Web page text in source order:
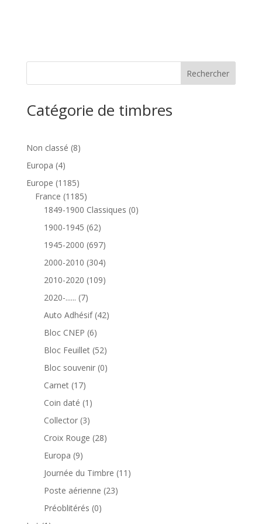
Catégorie de timbres
Non classé 88
Europa 44
produits
Europe 11851185
produits
France 11851185
produits
1849-1900 Classiques 00
1900-1945 6262
produits
1945-2000 697697
produits
2000-2010 304304
produits
2010-2020 109109
2020-...... 77
produits
Auto Adhésif 4242
Bloc CNEP 66
produits
Bloc Feuillet 5252
produits
Bloc souvenir 00
Carnet 1717
produits
Coin daté 1 1
produit
Collector 33
produits
Croix Rouge 2828
Europa 99
produits
Journée du Timbre 11 11
Poste aérienne 2323
Préoblitérés 00